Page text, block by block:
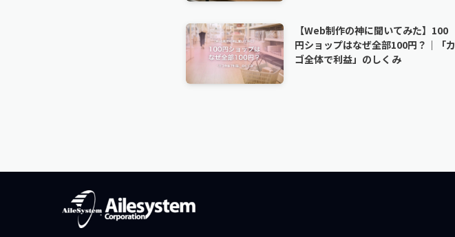
【Web制作の神に聞いてみた】100
円ショップはなぜ全部100円？｜「カ
ゴ全体で利益」のしくみ